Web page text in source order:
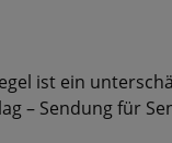
ist ein
– Sendung für